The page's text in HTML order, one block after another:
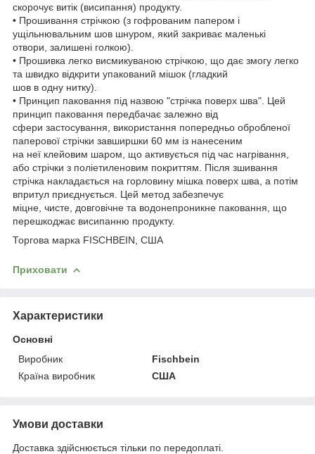
скорочує витік (висипання) продукту.
• Прошивання стрічкою (з гофрованим папером і
ущільнювальним шов шнуром, який закриває маленькі
отвори, залишені голкою).
• Прошивка легко висмикуваною стрічкою, що дає змогу легко
та швидко відкрити упакований мішок (гладкий
шов в одну нитку).
• Принцип паковання під назвою "стрічка поверх шва". Цей
принцип паковання передбачає залежно від
сфери застосування, використання попередньо обробленої
паперової стрічки завширшки 60 мм із нанесеним
на неї клейовим шаром, що активується під час нагрівання,
або стрічки з поліетиленовим покриттям. Після зшивання
стрічка накладається на горловину мішка поверх шва, а потім
впритул приєднується. Цей метод забезпечує
міцне, чисте, довговічне та водонепроникне паковання, що
перешкоджає висипанню продукту.
Торгова марка FISCHBEIN, США
Приховати
Характеристики
Основні
Виробник
Fischbein
Країна виробник
США
Умови доставки
Доставка здійснюється тільки по передоплаті.